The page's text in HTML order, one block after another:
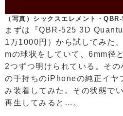
（写真）シックスエレメント・
まずは『QBR-525 3D
1万1000円）から試してみた
mの球状をしていて、6mm径
2つずつ明けられている。そ
の手持ちのiPhoneの純正イヤ
み装着してみた。その状態で
再生してみると…。